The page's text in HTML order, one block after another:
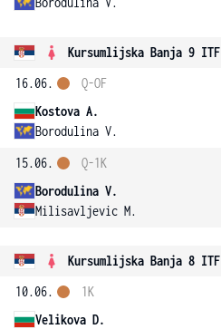
Kursumlijska Banja 9 ITF
16.06.
Kostova A.
Borodulina V.
Q-OF
15.06.
Borodulina V.
Milisavljevic M.
Q-1K
Kursumlijska Banja 8 ITF
10.06.
Velikova D.
1K